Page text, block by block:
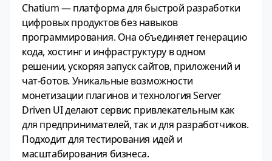
Chatium — платформа для быстрой разработки
цифровых продуктов без навыков
программирования. Она объединяет генерацию
кода, хостинг и инфраструктуру в одном
решении, ускоряя запуск сайтов, приложений и
чат‑ботов. Уникальные возможности
монетизации плагинов и технология Server
Driven UI делают сервис привлекательным как
для предпринимателей, так и для разработчиков.
Подходит для тестирования идей и
масштабирования бизнеса.